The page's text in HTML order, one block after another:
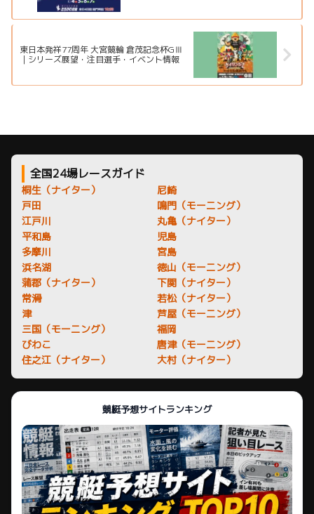
東日本発祥77周年 大宮競輪 倉茂記念杯GⅢ
｜シリーズ展望・注目選手・イベント情報
全国24場レースガイド
桐生（ナイター）
戸田
江戸川
平和島
多摩川
浜名湖
蒲郡（ナイター）
常滑
津
三国（モーニング）
びわこ
住之江（ナイター）
尼崎
鳴門（モーニング）
丸亀（ナイター）
児島
宮島
徳山（モーニング）
下関（ナイター）
若松（ナイター）
芦屋（モーニング）
福岡
唐津（モーニング）
大村（ナイター）
競艇予想サイトランキング